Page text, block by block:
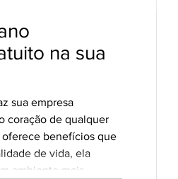
na sua
empresa acontecer
negócio.
na sua
sua empresa
coração de qualquer
benefícios que
de vida, ela
ambiente mais